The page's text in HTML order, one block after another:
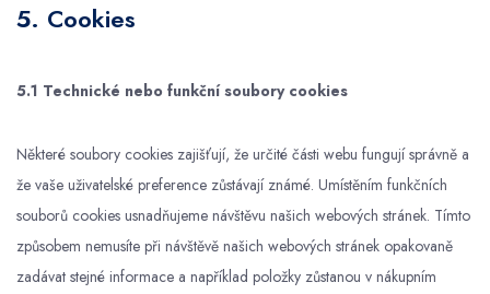
5. Cookies
5.1 Technické nebo funkční soubory cookies
Některé soubory cookies zajišťují, že určité části webu fungují správně a
že vaše uživatelské preference zůstávají známé. Umístěním funkčních
souborů cookies usnadňujeme návštěvu našich webových stránek. Tímto
způsobem nemusíte při návštěvě našich webových stránek opakovaně
zadávat stejné informace a například položky zůstanou v nákupním